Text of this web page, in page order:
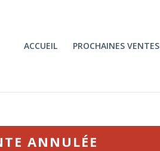
ACCUEIL PROCHAINES VENTES
ANNULÉE